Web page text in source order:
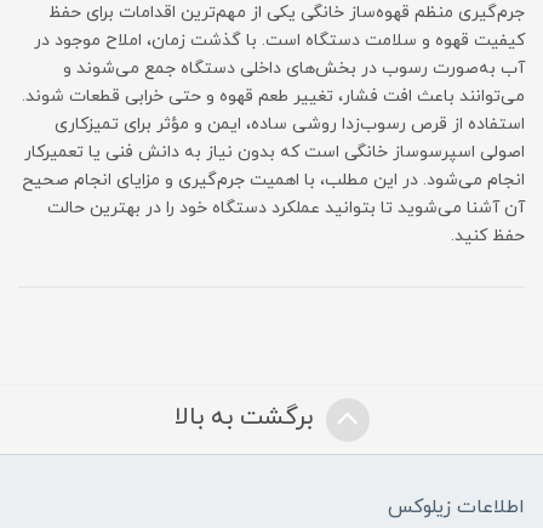
جرم‌گیری منظم قهوه‌ساز خانگی یکی از مهم‌ترین اقدامات برای حفظ
کیفیت قهوه و سلامت دستگاه است. با گذشت زمان، املاح موجود در
آب به‌صورت رسوب در بخش‌های داخلی دستگاه جمع می‌شوند و
می‌توانند باعث افت فشار، تغییر طعم قهوه و حتی خرابی قطعات شوند.
استفاده از قرص رسوب‌زدا روشی ساده، ایمن و مؤثر برای تمیزکاری
اصولی اسپرسوساز خانگی است که بدون نیاز به دانش فنی یا تعمیرکار
انجام می‌شود. در این مطلب، با اهمیت جرم‌گیری و مزایای انجام صحیح
آن آشنا می‌شوید تا بتوانید عملکرد دستگاه خود را در بهترین حالت
حفظ کنید.
برگشت به بالا
اطلاعات زیلوکس